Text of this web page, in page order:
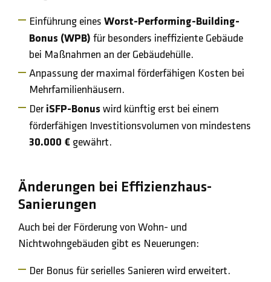
Einführung eines Worst-Performing-Building-
Bonus (WPB) für besonders ineffiziente Gebäude
bei Maßnahmen an der Gebäudehülle.
Anpassung der maximal förderfähigen Kosten bei
Mehrfamilienhäusern.
Der iSFP-Bonus wird künftig erst bei einem
förderfähigen Investitionsvolumen von mindestens
30.000 € gewährt.
Änderungen bei Effizienzhaus-
Sanierungen
Auch bei der Förderung von Wohn- und
Nichtwohngebäuden gibt es Neuerungen:
Der Bonus für serielles Sanieren wird erweitert.